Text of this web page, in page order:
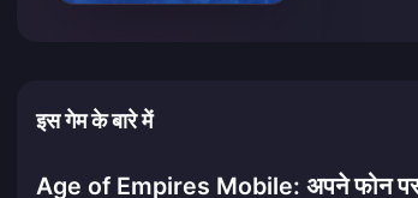
इस गेम के बारे में
Age of Empires Mobile: अपने फोन पर